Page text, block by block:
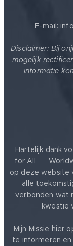
E-mail:
Disclaimer: Bij
mogelijk
informatie
Hartelijk dank
for All ❤️
op deze website
alle
verbonden wat
kwestie
Mijn Missie hier
te informeren